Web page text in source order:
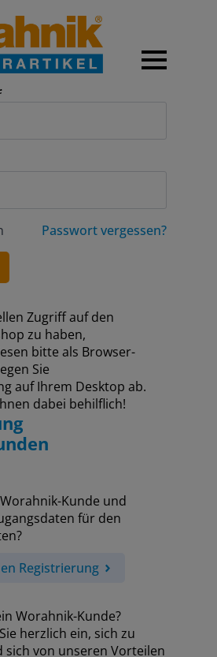
Passwort vergessen?
Zugriff auf den
zu haben,
bitte als Browser-
Sie
auf Ihrem Desktop ab.
dabei behilflich!
Kunde und
für den
Registrierung
Worahnik-Kunde?
herzlich ein, sich zu
von unseren Vorteilen